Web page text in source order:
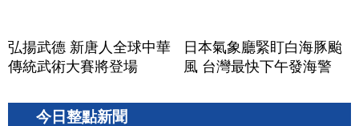
弘揚武德 新唐人全球中華
傳統武術大賽將登場
日本氣象廳緊盯白海豚颱
風 台灣最快下午發海警
今日整點新聞